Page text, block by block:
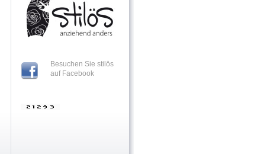
Besuchen Sie stilös
auf Facebook